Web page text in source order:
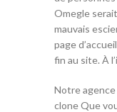
Omegle
mauvais
page
fin au site. À
Notre
clone Que